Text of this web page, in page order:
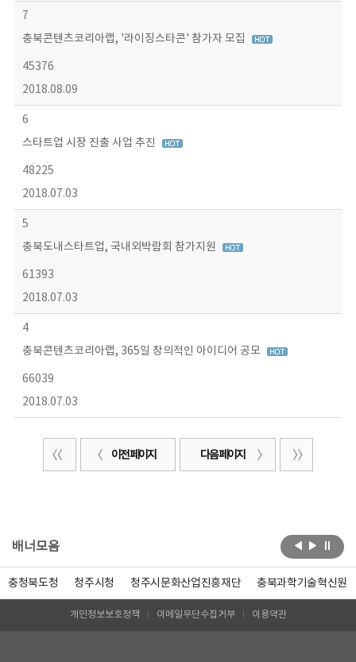
7
충북콘텐츠코리아랩, '라이징스타콘' 참가자 모집
45376
2018.08.09
6
스타트업 시장 진출 사업 추진
48225
2018.07.03
5
충북도내스타트업, 국내외박람회 참가지원
61393
2018.07.03
4
충북콘텐츠코리아랩, 365일 창의적인 아이디어 공모
66039
2018.07.03
이전 페이지 다음 페이지
배너모음
충청북도청 청주시청 청주시문화산업진흥재단 충북과학기술혁신원
개인정보보호정책 이메일무단수집거부 이용약관